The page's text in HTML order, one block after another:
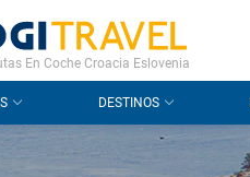
PREGUNTAS FRECUENTES
En Coche Croacia Eslovenia
DESTINOS